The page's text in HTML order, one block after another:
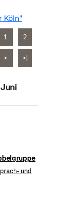
Köln"
1 2
> >|
und